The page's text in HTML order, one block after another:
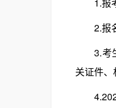
2.报名
3.考生
关证件
4.2024